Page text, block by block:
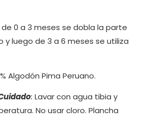
0 a 3 meses se dobla la parte
y luego de 3 a 6 meses se utiliza
Algodón Pima Peruano.
: Lavar con agua tibia y
No usar cloro. Plancha